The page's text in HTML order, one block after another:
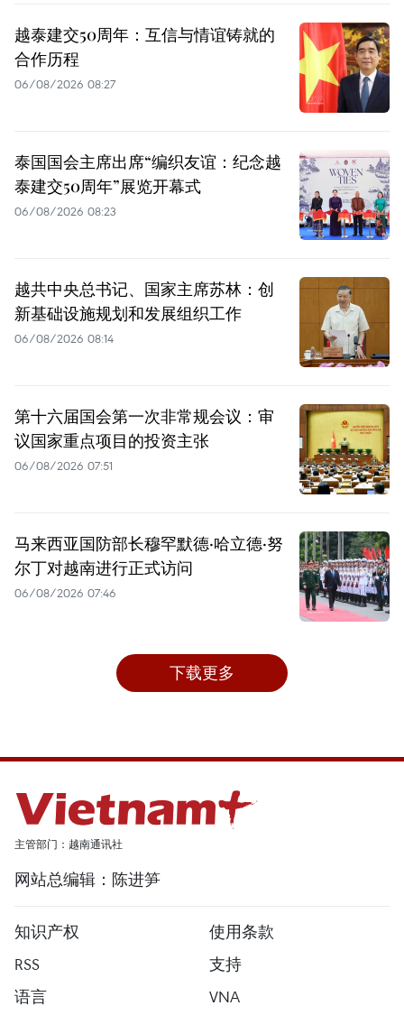
越泰建交50周年：互信与情谊铸就的
合作历程
06/08/2026 08:27
泰国国会主席出席“编织友谊：纪念越
泰建交50周年”展览开幕式
06/08/2026 08:23
越共中央总书记、国家主席苏林：创
新基础设施规划和发展组织工作
06/08/2026 08:14
第十六届国会第一次非常规会议：审
议国家重点项目的投资主张
06/08/2026 07:51
马来西亚国防部长穆罕默德·哈立德·努
尔丁对越南进行正式访问
06/08/2026 07:46
下载更多
主管部门：越南通讯社
网站总编辑：陈进笋
知识产权
使用条款
RSS
支持
语言
VNA